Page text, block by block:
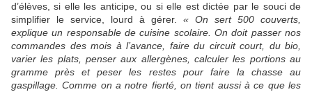
d’élèves, si elle les anticipe, ou si elle est dictée par le souci de
simplifier le service, lourd à gérer. « On sert 500 couverts,
explique un responsable de cuisine scolaire. On doit passer nos
commandes des mois à l’avance, faire du circuit court, du bio,
varier les plats, penser aux allergènes, calculer les portions au
gramme près et peser les restes pour faire la chasse au
gaspillage. Comme on a notre fierté, on tient aussi à ce que les